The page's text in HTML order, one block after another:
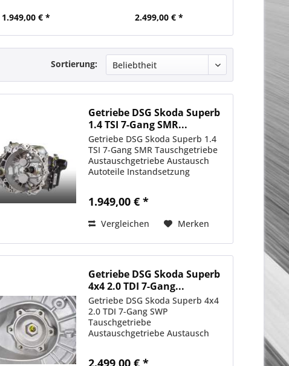
1.949,00 € * 2.499,00 € *
Sortierung:
Getriebe DSG Skoda Superb
1.4 TSI 7-Gang SMR...
Getriebe DSG Skoda Superb 1.4
TSI 7-Gang SMR Tauschgetriebe
Austauschgetriebe Austausch
Autoteile Instandsetzung
1.949,00 € *
Vergleichen Merken
Getriebe DSG Skoda Superb
4x4 2.0 TDI 7-Gang...
Getriebe DSG Skoda Superb 4x4
2.0 TDI 7-Gang SWP
Tauschgetriebe
Austauschgetriebe Austausch
2.499,00 € *